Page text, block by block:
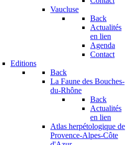
Vaucluse
Back
Actualités
en lien
Agenda
Contact
Editions
Back
La Faune des Bouches-
du-Rhône
Back
Actualités
en lien
Atlas herpétologique de
Provence-Alpes-Côte